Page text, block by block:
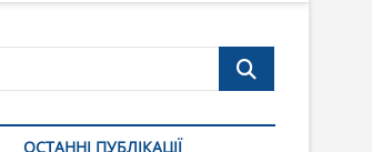
Поиск…
ОСТАННІ ПУБЛІКАЦІЇ